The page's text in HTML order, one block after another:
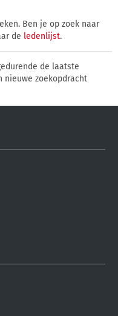
Ben je op zoek naar
de ledenlijst.
de laatste
nieuwe zoekopdracht